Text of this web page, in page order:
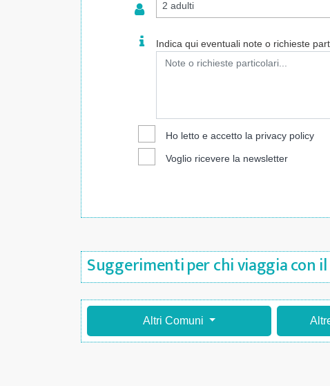
Indica qui eventuali note o richieste
Ho letto e accetto la privacy policy
Voglio ricevere la newsletter
Suggerimenti per chi viaggia con il
Altri Comuni